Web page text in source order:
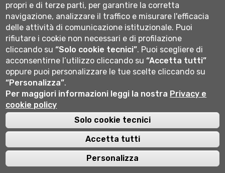
Wi-fi
Webmail
Università degli studi di Bergamo
via Salvecchio 19
P.IVA 01612800167
propri e di terze parti, per garantire la corretta
navigazione, analizzare il traffico e misurare l'efficacia
delle attività di comunicazione istituzionale. Puoi
rifiutare i cookie non necessari e di profilazione
cliccando su“Solo cookie tecnici”. Puoi scegliere di
acconsentirne l’utilizzo cliccando su“Accetta tutti”
oppure puoi personalizzare le tue scelte cliccando su
“Personalizza”.
Per maggiori informazioni leggi la nostra Privacy e
cookie policy
Solo cookie tecnici
Accetta tutti
Personalizza